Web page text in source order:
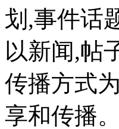
划,事件话
以新闻,帖
传播方式
享和传播。